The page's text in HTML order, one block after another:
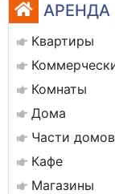
АРЕНДА
Квартиры
Комнаты
Дома
Части домов
Кафе
Магазины